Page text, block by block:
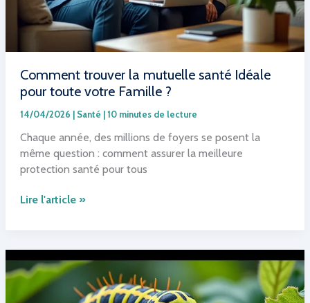
accélérer
découverte
de
nouveaux
traitements
Comment trouver la mutuelle santé Idéale
pour toute votre Famille ?
14/04/2026 | Santé |10 minutes de lecture
Chaque année, des millions de foyers se posent la
même question : comment assurer la meilleure
protection santé pour tous
Comment
mutuelle
santé
Idéale
pour
Lire l'article »